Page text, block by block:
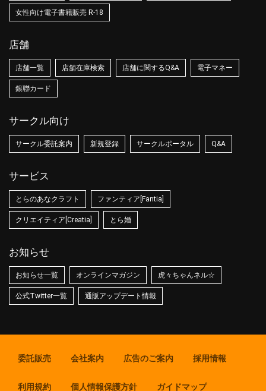
女性向け電子書籍販売 R-18
店舗
店舗一覧 店舗在庫検索 店舗に関するQ&A 電子マネー
銀聯カード
サークル向け
サークル委託案内 新規登録 サークルポータル Q&A
サービス
とらのあなクラフト ファンティア[Fantia]
クリエイティア[Creatia] とら婚
お知らせ
お知らせ一覧 オンラインマガジン 虎々ちゃんネル☆
公式Twitter一覧 通販アップデート情報
委託販売 会社案内 広告のご案内 採用情報
利用規約 個人情報保護方針 ガイドマップ